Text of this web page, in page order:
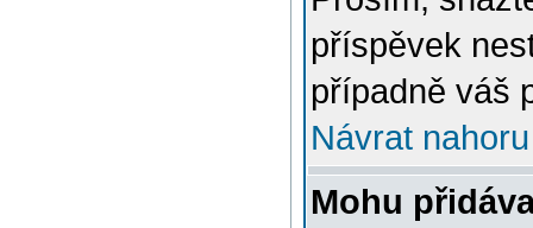
příspěvek
případně váš
Návrat nahoru
Mohu